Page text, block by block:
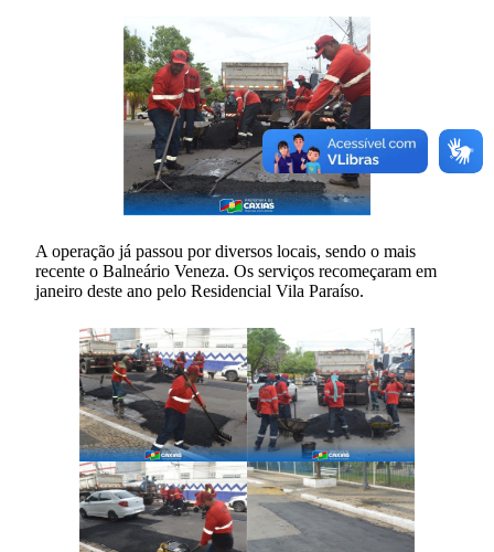
A operação já passou por diversos locais, sendo o mais
recente o Balneário Veneza. Os serviços recomeçaram em
janeiro deste ano pelo Residencial Vila Paraíso.